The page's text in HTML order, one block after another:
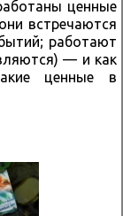
ценные
встречаются
работают
— и как
ценные в